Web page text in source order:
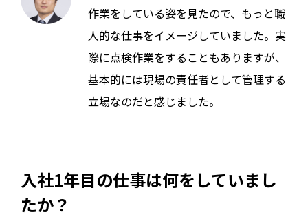
作業をしている姿を見たので、もっと職
人的な仕事をイメージしていました。実
際に点検作業をすることもありますが、
基本的には現場の責任者として管理する
立場なのだと感じました。
入社1年目の仕事は何をしていまし
たか？